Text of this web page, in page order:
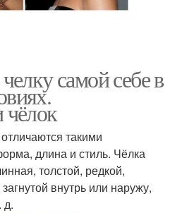
самой себе в
чёлок
такими
длина и стиль. Чёлка
толстой, редкой,
внутрь или наружу,
д.